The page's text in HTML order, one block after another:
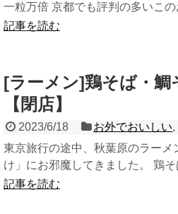
一粒万倍 京都でも評判の多いこ
記事を読む
[ラーメン]鶏そば・鯛
【閉店】
2023/6/18 お外でおいしい,
東京旅行の途中、秋葉原のラー
け」にお邪魔してきました。 鶏
記事を読む